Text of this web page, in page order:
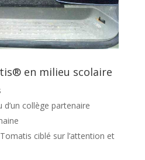
en milieu scolaire
d’un collège partenaire
ciblé sur l’attention et